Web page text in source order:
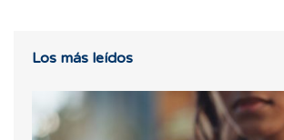
Los más leídos